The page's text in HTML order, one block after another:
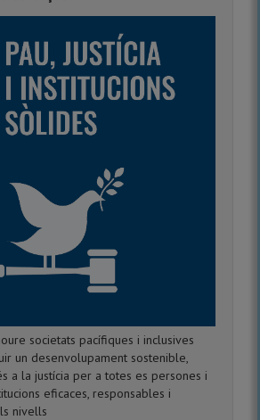
societats pacífiques i inclusives
un desenvolupament sostenible,
a la justícia per a totes es persones i
eficaces, responsables i
nivells